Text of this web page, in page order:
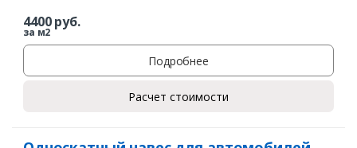
4400руб.
за м2
Подробнее
Расчет стоимости